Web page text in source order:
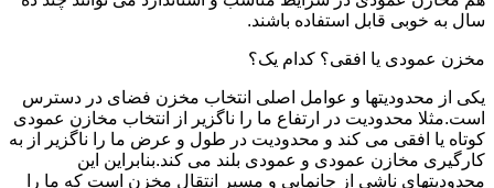
سال به خوبی قابل استفاده باشند.
مخزن عمودی یا افقی؟ کدام یک؟
یکی از محدودیتها و عوامل اصلی انتخاب مخزن فضای در دسترس
است.مثلا محدودیت در ارتفاع ما را ناگزیر از انتخاب مخازن عمودی
کوتاه یا افقی می کند و محدودیت در طول و عرض ما را ناگزیر از به
کارگیری مخازن عمودی و عمودی بلند می کند.بنابراین این
محدودیتهای ناشی از جانمایی و مسیر انتقال مخزن است که ما را